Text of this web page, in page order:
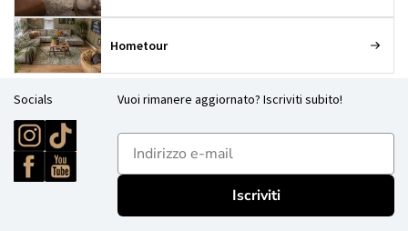
Hometour
Socials Vuoi rimanere aggiornato? Iscriviti subito!
E-mailadres
Iscriviti